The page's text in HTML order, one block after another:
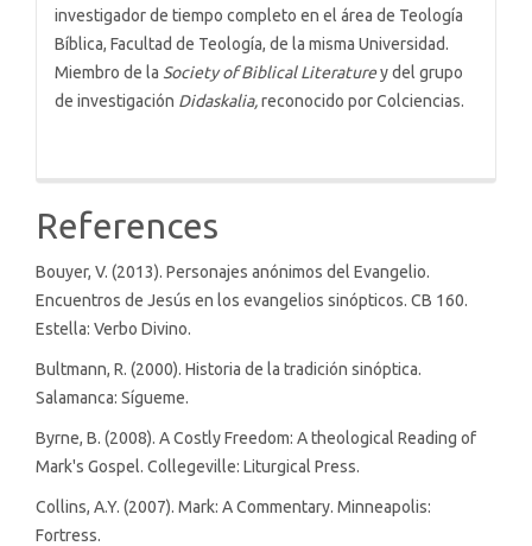
investigador de tiempo completo en el área de Teología
Bíblica, Facultad de Teología, de la misma Universidad.
Miembro de la Society of Biblical Literaturey del grupo
de investigación Didaskalia,reconocido por Colciencias.
References
Bouyer, V. (2013). Personajes anónimos del Evangelio.
Encuentros de Jesús en los evangelios sinópticos. CB 160.
Estella: Verbo Divino.
Bultmann, R. (2000). Historia de la tradición sinóptica.
Salamanca: Sígueme.
Byrne, B. (2008). A Costly Freedom: A theological Reading of
Mark's Gospel. Collegeville: Liturgical Press.
Collins, A.Y. (2007). Mark: A Commentary. Minneapolis:
Fortress.